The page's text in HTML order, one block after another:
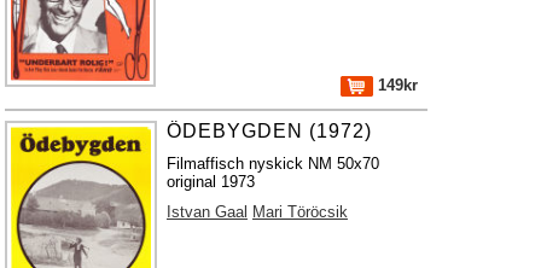
149kr
ÖDEBYGDEN (1972)
Filmaffisch nyskick NM 50x70
original 1973
Istvan Gaal Mari Töröcsik